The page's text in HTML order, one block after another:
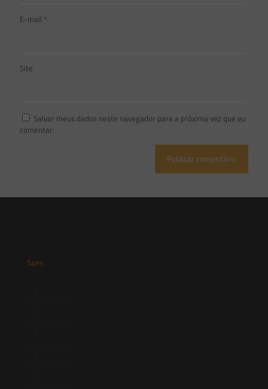
E-mail *
Site
Salvar meus dados neste navegador para a próxima vez que eu
comentar.
Saes